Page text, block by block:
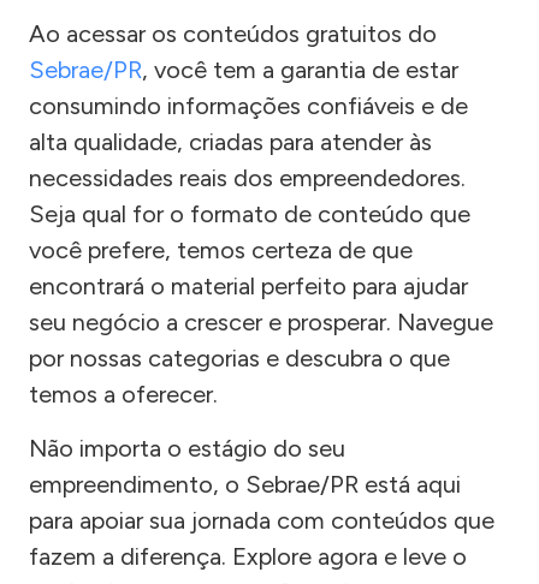
Ao acessar os conteúdos gratuitos do
Sebrae/PR, você tem a garantia de estar
consumindo informações confiáveis e de
alta qualidade, criadas para atender às
necessidades reais dos empreendedores.
Seja qual for o formato de conteúdo que
você prefere, temos certeza de que
encontrará o material perfeito para ajudar
seu negócio a crescer e prosperar. Navegue
por nossas categorias e descubra o que
temos a oferecer.
Não importa o estágio do seu
empreendimento, o Sebrae/PR está aqui
para apoiar sua jornada com conteúdos que
fazem a diferença. Explore agora e leve o